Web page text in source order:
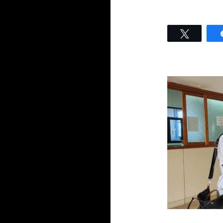
Twittear